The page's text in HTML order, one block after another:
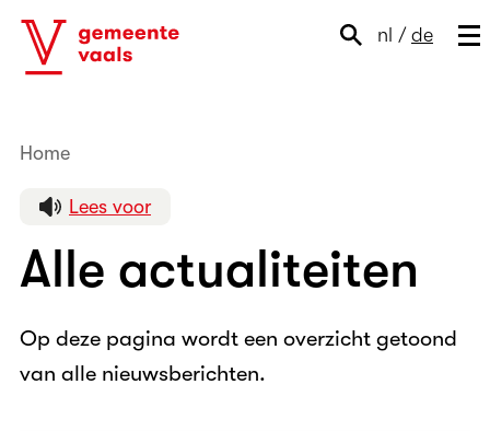
nl / de
Home
Lees voor
Alle actualiteiten
Op deze pagina wordt een overzicht getoond
van alle nieuwsberichten.